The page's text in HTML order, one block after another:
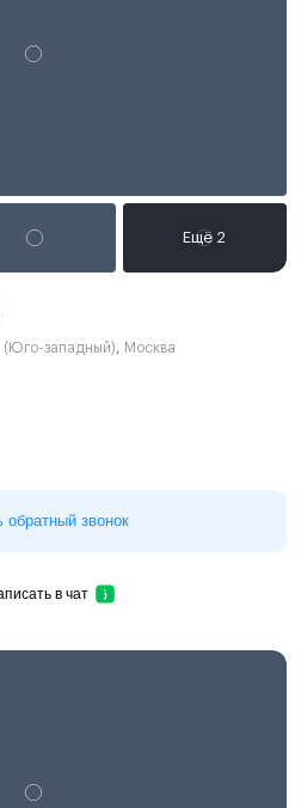
западный), Москва
обратный звонок
Написать в чат